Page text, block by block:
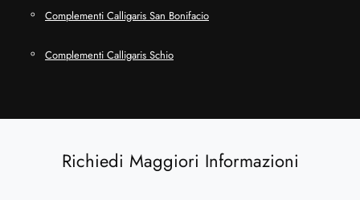
Complementi Calligaris San Bonifacio
Complementi Calligaris Schio
Richiedi Maggiori Informazioni